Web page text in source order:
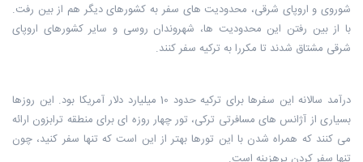
شوروی و اروپای شرقی، محدودیت های سفر به کشورهای دیگر هم از بین رفت.
با از بین رفتن این محدودیت ها، شهروندان روسی و سایر کشورهای اروپای
شرقی مشتاق شدند تا مکررا به ترکیه سفر کنند.
درآمد سالانه این سفرها برای ترکیه حدود 10 میلیارد دلار آمریکا بود. این روزها
بسیاری از آژانس های مسافرتی ترکی، تور چهار روزه ای برای منطقه ترابزون ارائه
می کنند که همراه شدن با این تورها بهتر از این است که تنها سفر کنید، چون